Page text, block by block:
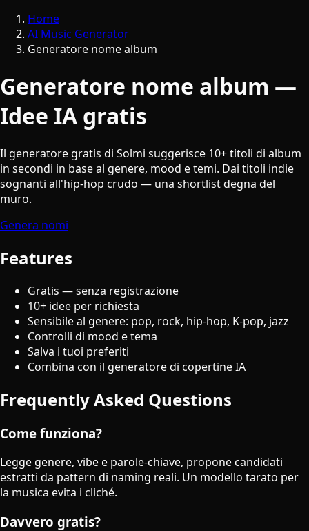
Home
AI Music Generator
Generatore nome album
Generatore nome album —
Idee IA gratis
Il generatore gratis di Solmi suggerisce 10+ titoli di album
in secondi in base al genere, mood e temi. Dai titoli indie
sognanti all'hip-hop crudo — una shortlist degna del
muro.
Genera nomi
Features
Gratis — senza registrazione
10+ idee per richiesta
Sensibile al genere: pop, rock, hip-hop, K-pop, jazz
Controlli di mood e tema
Salva i tuoi preferiti
Combina con il generatore di copertine IA
Frequently Asked Questions
Come funziona?
Legge genere, vibe e parole-chiave, propone candidati
estratti da pattern di naming reali. Un modello tarato per
la musica evita i cliché.
Davvero gratis?